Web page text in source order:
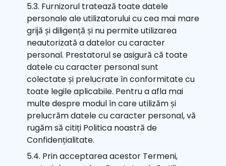
5.3. Furnizorul tratează toate datele
personale ale utilizatorului cu cea mai mare
grijă și diligență și nu permite utilizarea
neautorizată a datelor cu caracter
personal. Prestatorul se asigură că toate
datele cu caracter personal sunt
colectate și prelucrate în conformitate cu
toate legile aplicabile. Pentru a afla mai
multe despre modul în care utilizăm și
prelucrăm datele cu caracter personal, vă
rugăm să citiți Politica noastră de
Confidențialitate.
5.4. Prin acceptarea acestor Termeni,